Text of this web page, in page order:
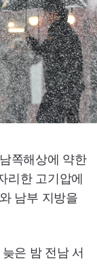
쪽해상에 약한
리한 고기압에
남부 지방을
은 밤 전남 서